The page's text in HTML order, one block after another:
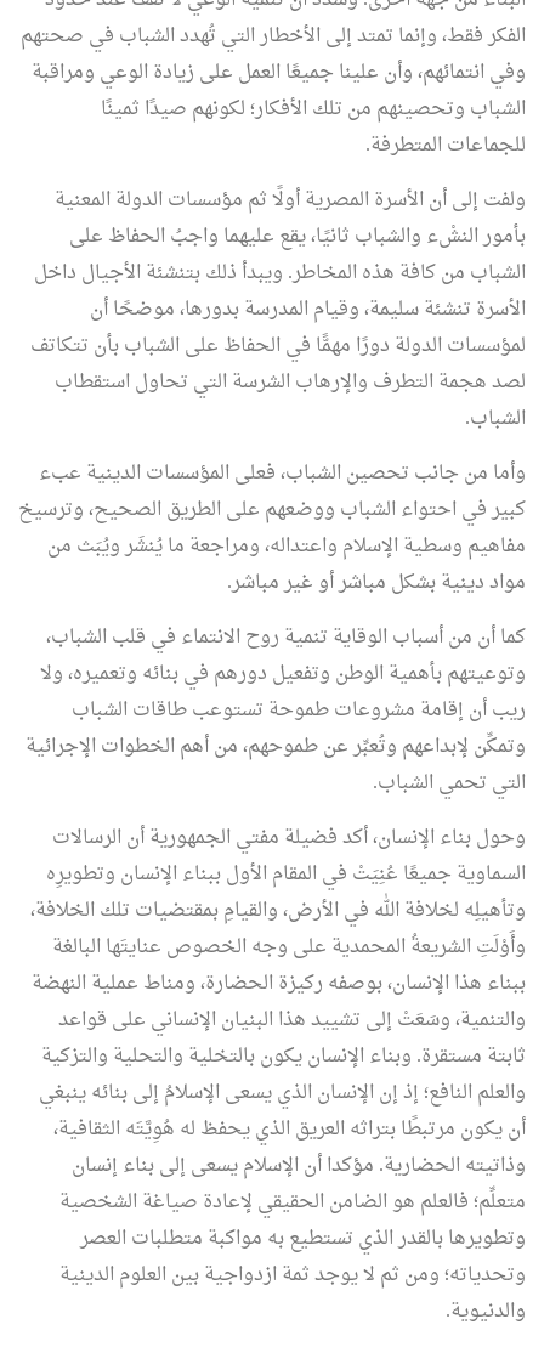
الفكر فقط، وإنما تمتد إلى الأخطار التي تُهدد الشباب في صحتهم
وفي انتمائهم، وأن علينا جميعًا العمل على زيادة الوعي ومراقبة
الشباب وتحصينهم من تلك الأفكار؛ لكونهم صيدًا ثمينًا
للجماعات المتطرفة.
ولفت إلى أن الأسرة المصرية أولًا ثم مؤسسات الدولة المعنية
بأمور النشْء والشباب ثانيًا، يقع عليهما واجبُ الحفاظ على
الشباب من كافة هذه المخاطر. ويبدأ ذلك بتنشئة الأجيال داخل
الأسرة تنشئة سليمة، وقيام المدرسة بدورها، موضحًا أن
لمؤسسات الدولة دورًا مهمًّا في الحفاظ على الشباب بأن تتكاتف
لصد هجمة التطرف والإرهاب الشرسة التي تحاول استقطاب
الشباب.
وأما من جانب تحصين الشباب، فعلى المؤسسات الدينية عبء
كبير في احتواء الشباب ووضعهم على الطريق الصحيح، وترسيخ
مفاهيم وسطية الإسلام واعتداله، ومراجعة ما يُنشَر ويُبَث من
مواد دينية بشكل مباشر أو غير مباشر.
كما أن من أسباب الوقاية تنمية روح الانتماء في قلب الشباب،
وتوعيتهم بأهمية الوطن وتفعيل دورهم في بنائه وتعميره، ولا
ريب أن إقامة مشروعات طموحة تستوعب طاقات الشباب
وتمكِّن لإبداعهم وتُعبِّر عن طموحهم، من أهم الخطوات الإجرائية
التي تحمي الشباب.
وحول بناء الإنسان، أكد فضيلة مفتي الجمهورية أن الرسالات
السماوية جميعًا عُنِيَتْ في المقام الأول ببناء الإنسان وتطويرِه
وتأهيلِه لخلافة الله في الأرض، والقيامِ بمقتضيات تلك الخلافة،
وأَوْلَتِ الشريعةُ المحمدية على وجه الخصوص عنايتَها البالغة
ببناء هذا الإنسان، بوصفه ركيزة الحضارة، ومناط عملية النهضة
والتنمية، وسَعَتْ إلى تشييد هذا البنيان الإنساني على قواعد
ثابتة مستقرة. وبناء الإنسان يكون بالتخلية والتحلية والتزكية
والعلم النافع؛ إذ إن الإنسان الذي يسعى الإسلامُ إلى بنائه ينبغي
أن يكون مرتبطًا بتراثه العريق الذي يحفظ له هُوِيَّتَه الثقافية،
وذاتيته الحضارية. مؤكدا أن الإسلام يسعى إلى بناء إنسان
متعلِّم؛ فالعلم هو الضامن الحقيقي لإعادة صياغة الشخصية
وتطويرها بالقدر الذي تستطيع به مواكبة متطلبات العصر
وتحدياته؛ ومن ثم لا يوجد ثمة ازدواجية بين العلوم الدينية
والدنيوية.